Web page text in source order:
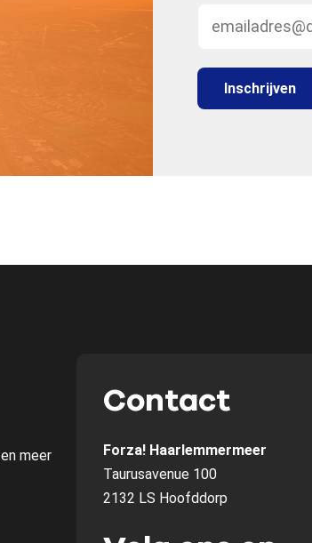
meer
Contact
Forza! Haarlemmermeer
Taurusavenue 100
2132 LS Hoofddorp